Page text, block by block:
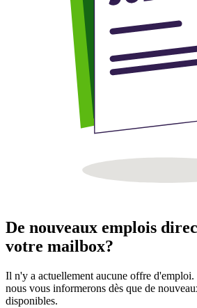
De nouveaux emplois
votre mailbox?
Il n'y a actuellement aucune offre d'emploi.
nous vous informerons dès que de
disponibles.